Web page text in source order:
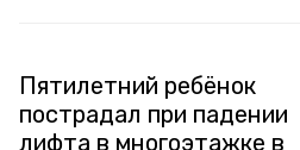
Пятилетний ребёнок
пострадал при падении
лифта в многоэтажке в